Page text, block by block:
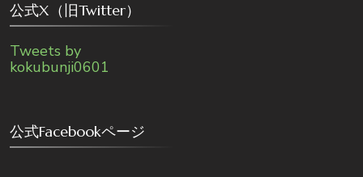
公式X（旧Twitter）
Tweets by
kokubunji0601
公式Facebookページ